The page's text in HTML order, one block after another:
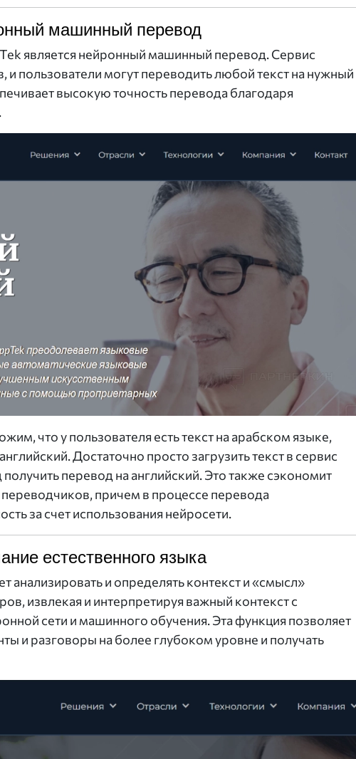
машинный перевод
является нейронный машинный перевод. Сервис
пользователи могут переводить любой текст на нужный
высокую точность перевода благодаря
что у пользователя есть текст на арабском языке,
Достаточно просто загрузить текст в сервис
перевод на английский. Это также сэкономит
причем в процессе перевода
за счет использования нейросети.
естественного языка
анализировать и определять контекст и «смысл»
извлекая и интерпретируя важный контекст с
сети и машинного обучения. Эта функция позволяет
и разговоры на более глубоком уровне и получать